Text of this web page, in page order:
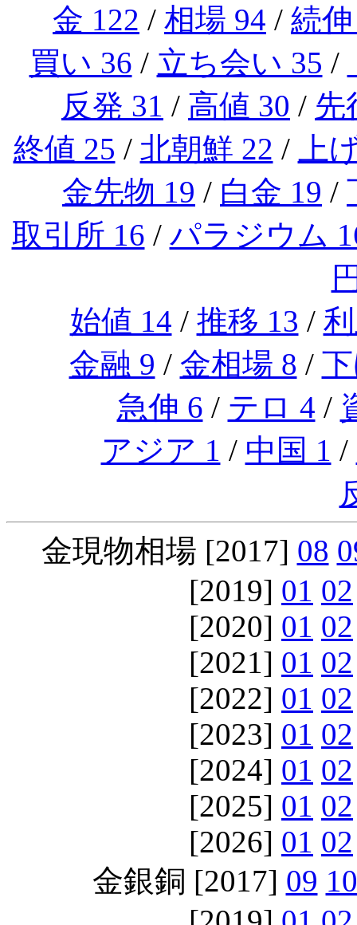
金 122 / 相場 94 / 続
買い 36 / 立ち会い 35 /
反発 31 / 高値 30 / 先
終値 25 / 北朝鮮 22 /
上
金先物 19 / 白金 19 /
取引所 16 / パラジウム
始値 14 / 推移 13 /
金融 9 / 金相場 8 /
急伸 6 / テロ 4 /
アジア 1 / 中国 1 /
金現物相場 [2017] 08
[2019] 01 02
[2020] 01 02
[2021] 01 02
[2022] 01 02
[2023] 01 02
[2024] 01 02
[2025] 01 02
[2026] 01 02
金銀銅 [2017] 09 10